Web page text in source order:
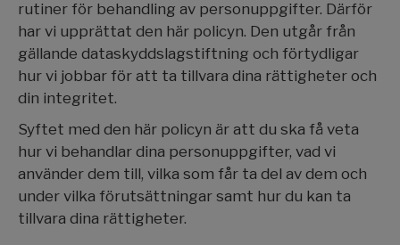
rutiner för behandling av personuppgifter. Därför
har vi upprättat den här policyn. Den utgår från
gällande dataskyddslagstiftning och förtydligar
hur vi jobbar för att ta tillvara dina rättigheter och
din integritet.
Syftet med den här policyn är att du ska få veta
hur vi behandlar dina personuppgifter, vad vi
använder dem till, vilka som får ta del av dem och
under vilka förutsättningar samt hur du kan ta
tillvara dina rättigheter.